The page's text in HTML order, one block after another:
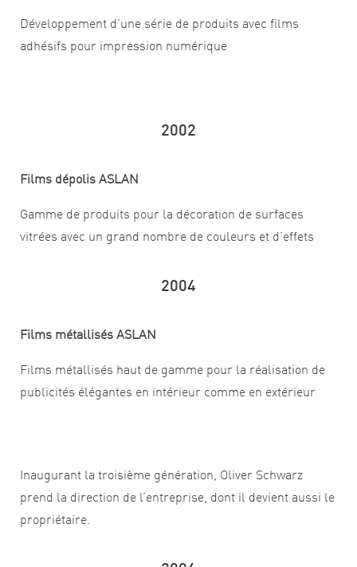
Développement d’une série de produits avec films
adhésifs pour impression numérique
2002
Films dépolis ASLAN
Gamme de produits pour la décoration de surfaces
vitrées avec un grand nombre de couleurs et d’effets
2004
Films métallisés ASLAN
Films métallisés haut de gamme pour la réalisation de
publicités élégantes en intérieur comme en extérieur
Inaugurant la troisième génération, Oliver Schwarz
prend la direction de l’entreprise, dont il devient aussi le
propriétaire.